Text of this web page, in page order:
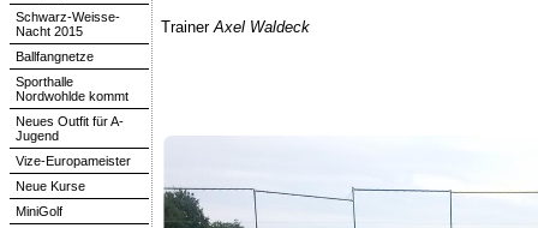
TrainerAxel Waldeck
Schwarz-Weisse-
Nacht 2015
Ballfangnetze
Sporthalle
Nordwohlde kommt
Neues Outfit für A-
Jugend
Vize-Europameister
Neue Kurse
MiniGolf